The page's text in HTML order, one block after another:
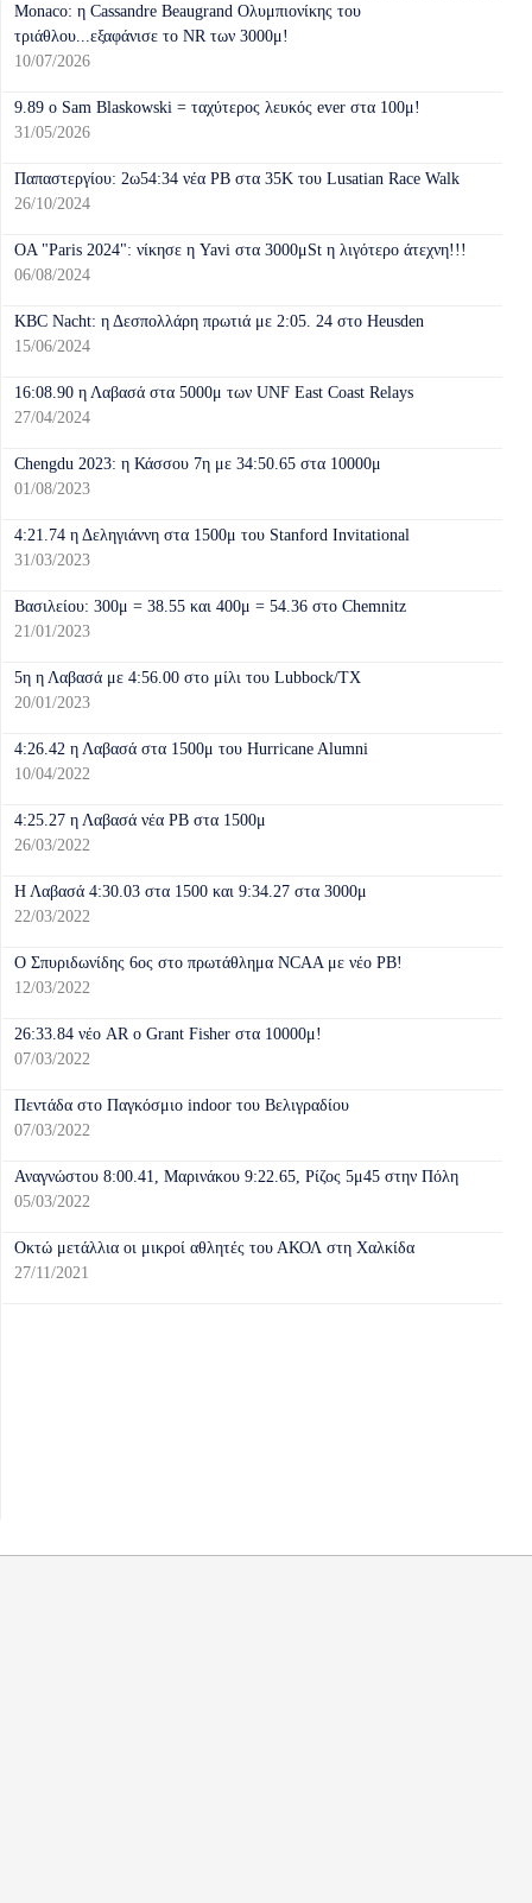
Monaco: η Cassandre Beaugrand Ολυμπιονίκης του
τριάθλου...εξαφάνισε το NR των 3000μ!
10/07/2026
9.89 o Sam Blaskοwski = ταχύτερος λευκός ever στα 100μ!
31/05/2026
Παπαστεργίου: 2ω54:34 νέα ΡΒ στα 35Κ του Lusatian Race Walk
26/10/2024
OA "Paris 2024": νίκησε η Yavi στα 3000μSt η λιγότερο άτεχνη!!!
06/08/2024
KBC Nacht: η Δεσπολλάρη πρωτιά με 2:05. 24 στο Heusden
15/06/2024
16:08.90 η Λαβασά στα 5000μ των UNF East Coast Relays
27/04/2024
Chengdu 2023: η Κάσσου 7η με 34:50.65 στα 10000μ
01/08/2023
4:21.74 η Δεληγιάννη στα 1500μ του Stanford Invitational
31/03/2023
Βασιλείου: 300μ = 38.55 και 400μ = 54.36 στο Chemnitz
21/01/2023
5η η Λαβασά με 4:56.00 στο μίλι του Lubbock/TX
20/01/2023
4:26.42 η Λαβασά στα 1500μ του Hurricane Alumni
10/04/2022
4:25.27 η Λαβασά νέα PB στα 1500μ
26/03/2022
Η Λαβασά 4:30.03 στα 1500 και 9:34.27 στα 3000μ
22/03/2022
Ο Σπυριδωνίδης 6ος στο πρωτάθλημα NCAA με νέο PB!
12/03/2022
26:33.84 νέο AR o Grant Fisher στα 10000μ!
07/03/2022
Πεντάδα στο Παγκόσμιο indoor του Βελιγραδίου
07/03/2022
Αναγνώστου 8:00.41, Μαρινάκου 9:22.65, Ρίζος 5μ45 στην Πόλη
05/03/2022
Οκτώ μετάλλια οι μικροί αθλητές του ΑΚΟΛ στη Χαλκίδα
27/11/2021